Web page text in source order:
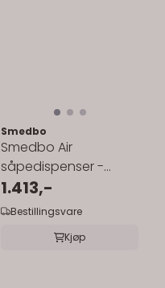
Smedbo
Smedbo Air
såpedispenser -
frostet glass
1.413,-
Bestillingsvare
Kjøp